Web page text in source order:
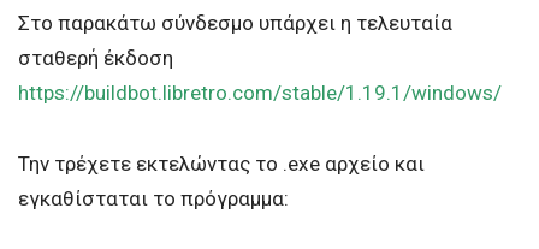
Στο παρακάτω σύνδεσμο υπάρχει η τελευταία
σταθερή έκδοση
https://buildbot.libretro.com/stable/1.19.1/windows/
Την τρέχετε εκτελώντας το .exe αρχείο και
εγκαθίσταται το πρόγραμμα: